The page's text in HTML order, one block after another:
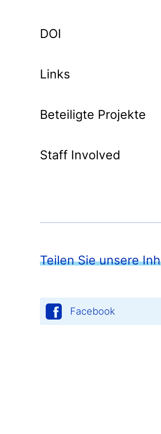
DOI
Links
Beteiligte Projekte
Staff Involved
Teilen Sie unsere
Facebook